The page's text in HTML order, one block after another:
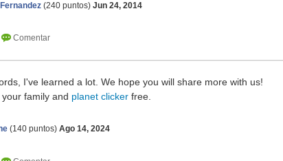
(240 puntos) Jun 24, 2014
I've learned a lot. We hope you will share more with us!
family and planet clicker free.
(140 puntos) Ago 14, 2024